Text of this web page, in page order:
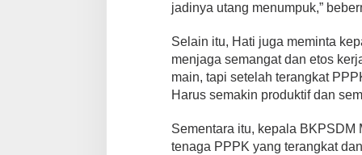
jadinya utang menumpuk,”
Selain itu, Hati juga meminta
menjaga semangat dan etos
main, tapi setelah terangkat
Harus semakin produktif dan
Sementara itu, kepala BKPSDM
tenaga PPPK yang terangkat